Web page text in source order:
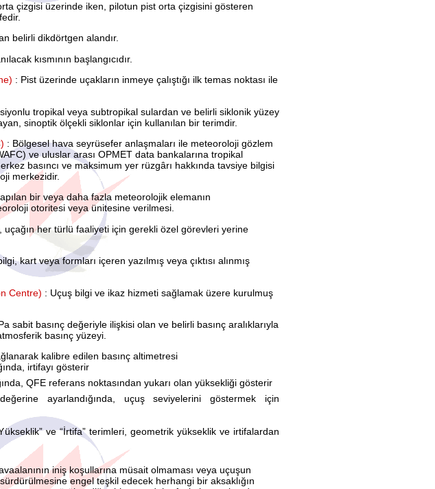
çizgisi üzerinde iken, pilotun pist orta çizgisini gösteren
belirli dikdörtgen alandır.
kısmının başlangıcıdır.
: Pist üzerinde uçakların inmeye çalıştığı ilk temas noktası ile
tropikal veya subtropikal sulardan ve belirli siklonik yüzey
sinoptik ölçekli siklonlar için kullanılan bir terimdir.
: Bölgesel hava seyrüsefer anlaşmaları ile meteoroloji gözlem
ve uluslar arası OPMET data bankalarına tropikal
basıncı ve maksimum yer rüzgârı hakkında tavsiye bilgisi
merkezidir.
bir veya daha fazla meteorolojik elemanın
otoritesi veya ünitesine verilmesi.
uçağın her türlü faaliyeti için gerekli özel görevleri yerine
kart veya formları içeren yazılmış veya çıktısı alınmış
Centre) : Uçuş bilgi ve ikaz hizmeti sağlamak üzere kurulmuş
sabit basınç değeriyle ilişkisi olan ve belirli basınç aralıklarıyla
basınç yüzeyi.
kalibre edilen basınç altimetresi
irtifayı gösterir
QFE referans noktasından yukarı olan yüksekliği gösterir
ayarlandığında, uçuş seviyelerini göstermek için
ve “İrtifa” terimleri, geometrik yükseklik ve irtifalardan
iniş koşullarına müsait olmaması veya uçuşun
engel teşkil edecek herhangi bir aksaklığın